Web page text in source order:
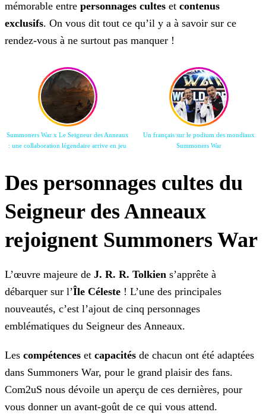
mémorable entre personnages cultes et contenus
exclusifs. On vous dit tout ce qu’il y a à savoir sur ce
rendez-vous à ne surtout pas manquer !
Summoners War x Le Seigneur des Anneaux
: une collaboration légendaire arrive en jeu
Un français sur le podium des mondiaux
Summoners War
Des personnages cultes du
Seigneur des Anneaux
rejoignent Summoners War
L’œuvre majeure de J. R. R. Tolkien s’apprête à
débarquer sur l’Île Céleste ! L’une des principales
nouveautés, c’est l’ajout de cinq personnages
emblématiques du Seigneur des Anneaux.
Les compétences et capacités de chacun ont été adaptées
dans Summoners War, pour le grand plaisir des fans.
Com2uS nous dévoile un aperçu de ces dernières, pour
vous donner un avant-goût de ce qui vous attend.